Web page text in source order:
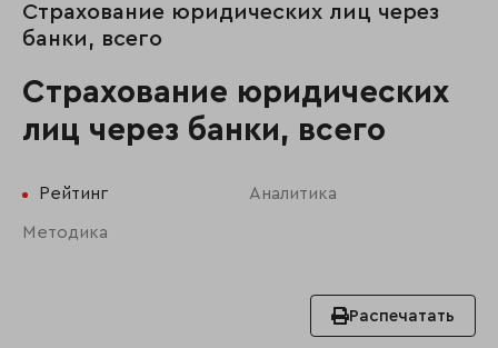
Страхование юридических лиц через
банки, всего
Страхование юридических
лиц через банки, всего
Рейтинг Аналитика
Методика
Распечатать